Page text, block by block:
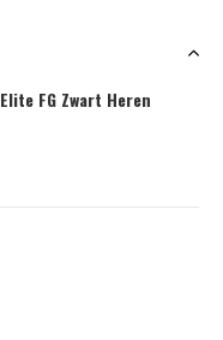
FG Zwart Heren